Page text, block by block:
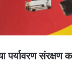
पर्यावरण संरक्षण